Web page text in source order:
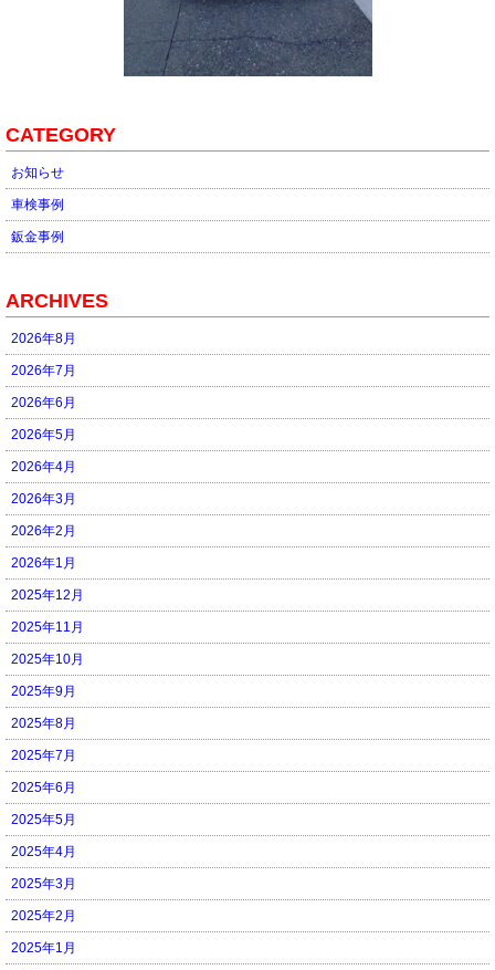
CATEGORY
お知らせ
車検事例
鈑金事例
ARCHIVES
2026年8月
2026年7月
2026年6月
2026年5月
2026年4月
2026年3月
2026年2月
2026年1月
2025年12月
2025年11月
2025年10月
2025年9月
2025年8月
2025年7月
2025年6月
2025年5月
2025年4月
2025年3月
2025年2月
2025年1月